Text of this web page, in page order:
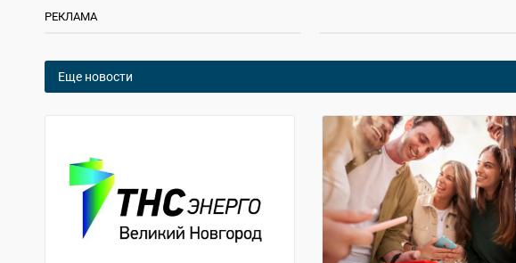
РЕКЛАМА
Еще новости